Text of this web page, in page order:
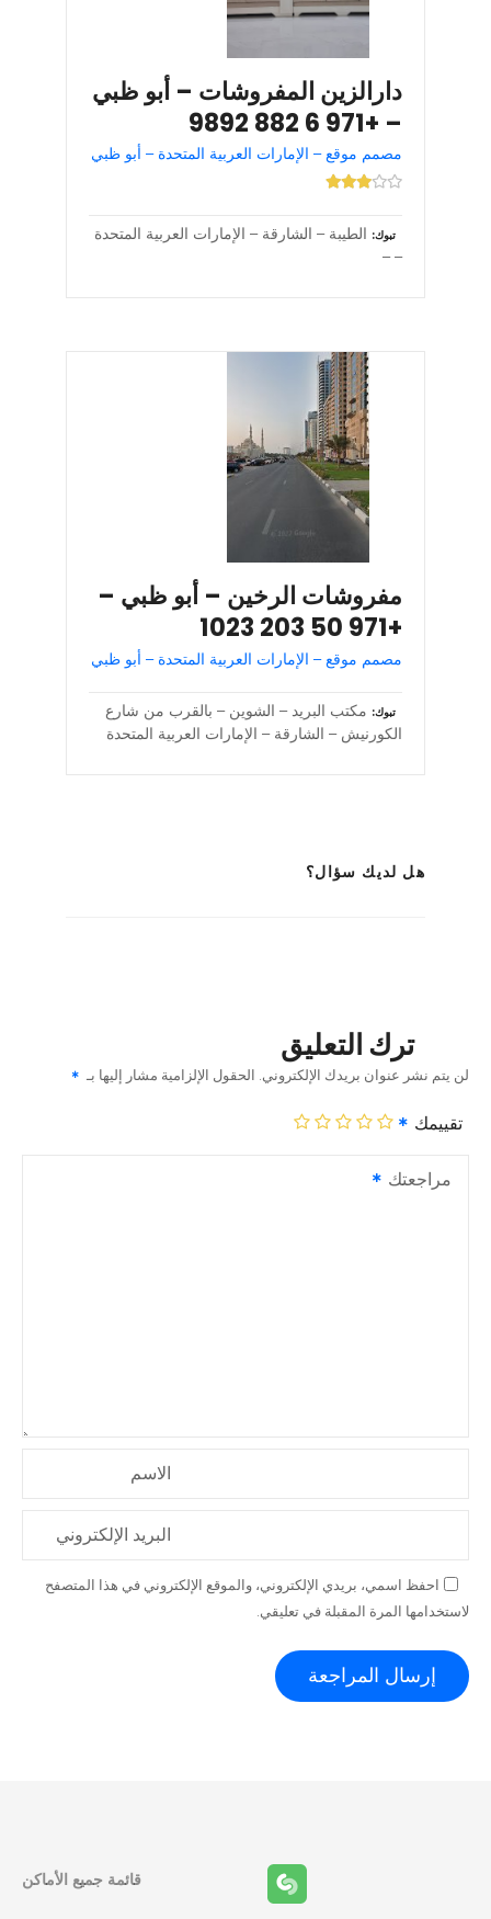
دارالزين المفروشات – أبو ظبي
– +971 6 882 9892
مصمم موقع – الإمارات العربية المتحدة – أبو ظبي
تبوك
الطيبة – الشارقة – الإمارات العربية المتحدة
– –
مفروشات الرخين – أبو ظبي –
+971 50 203 1023
مصمم موقع – الإمارات العربية المتحدة – أبو ظبي
تبوك
مكتب البريد – الشوين – بالقرب من شارع
الكورنيش – الشارقة – الإمارات العربية المتحدة
هل لديك سؤال؟
ترك التعليق
لن يتم نشر عنوان بريدك الإلكتروني. الحقول الإلزامية مشار إليها بـ
تقييمك
مراجعتك
الاسم
البريد الإلكتروني
احفظ اسمي، بريدي الإلكتروني، والموقع الإلكتروني في هذا المتصفح
لاستخدامها المرة المقبلة في تعليقي.
قائمة جميع الأماكن